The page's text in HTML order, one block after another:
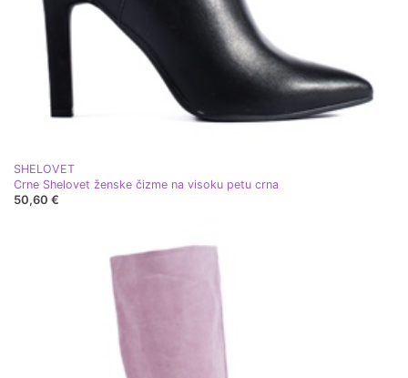
SHELOVET
Crne Shelovet ženske čizme na visoku petu crna
50,60 €